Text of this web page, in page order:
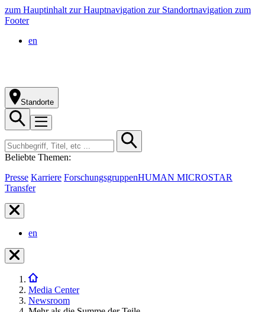
zum Hauptinhalt zur Hauptnavigation zur Standortnavigation zum
Footer
en
Standorte
Beliebte Themen:
Presse Karriere ForschungsgruppenHUMAN MICROSTAR
Transfer
en
Media Center
Newsroom